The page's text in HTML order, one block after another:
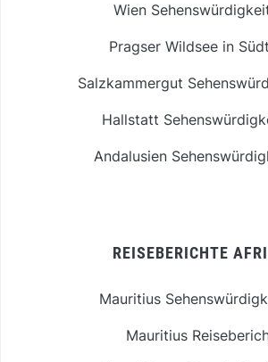
Wien
Pragser Wildsee in
Salzkammergut
Hallstatt
Andalusien
REISEBERICHTE
Mauritius
Mauritius